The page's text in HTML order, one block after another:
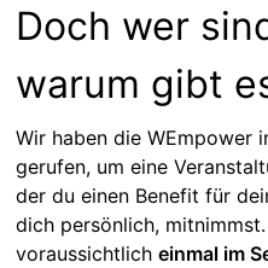
Doch wer
warum gibt
Wir haben die WEmpower
gerufen, um eine
der du einen Benefit für
dich persönlich,
voraussichtlicheinmal im